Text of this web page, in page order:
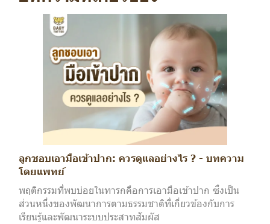
ลูกชอบเอามือเข้าปาก: ควรดูแลอย่างไร ? - บทความ
โดยแพทย์
พฤติกรรมที่พบบ่อยในทารกคือการเอามือเข้าปาก ซึ่งเป็น
ส่วนหนึ่งของพัฒนาการตามธรรมชาติที่เกี่ยวข้องกับการ
เรียนรู้และพัฒนาระบบประสาทสัมผัส